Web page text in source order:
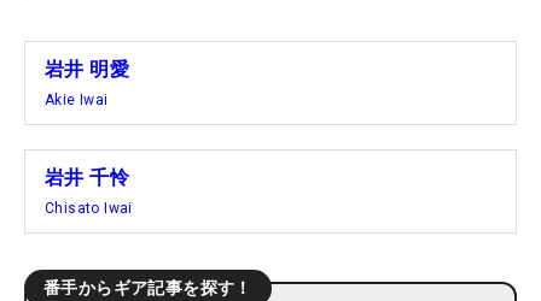
岩井 明愛
Akie Iwai
岩井 千怜
Chisato Iwai
番手からギア記事を探す！